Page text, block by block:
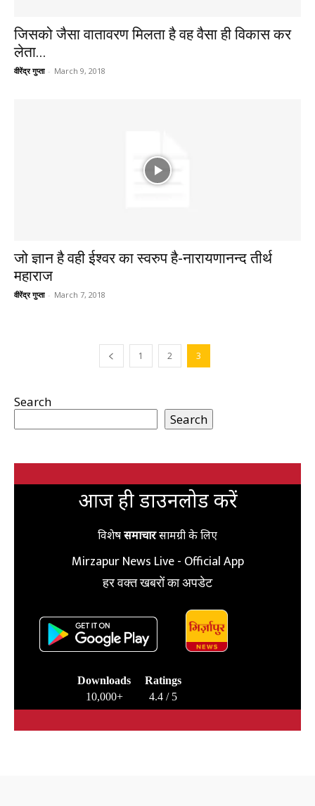
जिसको जैसा वातावरण मिलता है वह वैसा ही विकास कर
लेता...
वीरेंद्र गुप्ता - March 9, 2018
जो ज्ञान है वही ईश्वर का स्वरुप है-नारायणानन्द तीर्थ
महाराज
वीरेंद्र गुप्ता - March 7, 2018
1 2 3
Search
Search
आज ही डाउनलोड करें
विशेषसमाचारसामग्री के लिए
Mirzapur News Live - Official App
हर वक्त खबरों का अपडेट
Downloads
10,000+
Ratings
4.4 / 5